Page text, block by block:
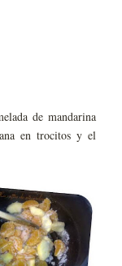
de mandarina
en trocitos y el